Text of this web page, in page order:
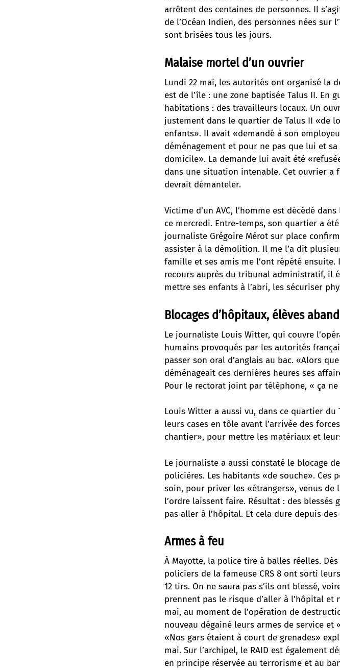
arrêtent des centaines de personnes. Il
de l’Océan Indien, des personnes nées sur
sont brisées tous les jours.
Malaise mortel d’un ouvrier
Lundi 22 mai, les autorités ont organisé la
est de l’île : une zone baptisée Talus II. En
habitations : des travailleurs locaux. Un
justement dans le quartier de Talus II «de
enfants». Il avait «demandé à son
déménagement et pour ne pas que lui et
domicile». La demande lui avait été
dans une situation intenable. Cet ouvrier a
devrait démanteler.
Victime d’un AVC, l’homme est décédé
ce mercredi. Entre-temps, son quartier a
journaliste Grégoire Mérot sur place
assister à la démolition. Il me l’a dit
famille et ses amis me l’ont répété
recours auprès du tribunal administratif, il
mettre ses enfants à l’abri, les sécuriser
Blocages d’hôpitaux, élèves
Le journaliste Louis Witter, qui couvre
humains provoqués par les autorités
passer son oral d’anglais au bac. «Alors
déménageait ces dernières heures ses
Pour le rectorat joint par téléphone, « ça
Louis Witter a aussi vu, dans ce quartier
leurs cases en tôle avant l’arrivée des
chantier», pour mettre les matériaux et
Le journaliste a aussi constaté le blocage
policières. Les habitants «de souche». Ces
soin, pour priver les «étrangers», venus de
l’ordre laissent faire. Résultat : des blessés
pas aller à l’hôpital. Et cela dure depuis des
Armes à feu
À Mayotte, la police tire à balles réelles.
policiers de la fameuse CRS 8 ont sorti
12 tirs. On ne saura pas s’ils ont blessé,
prennent pas le risque d’aller à l’hôpital et
mai, au moment de l’opération de
nouveau dégainé leurs armes de service
«Nos gars étaient à court de grenades»
mai. Sur l’archipel, le RAID est également
en principe réservée au terrorisme et au